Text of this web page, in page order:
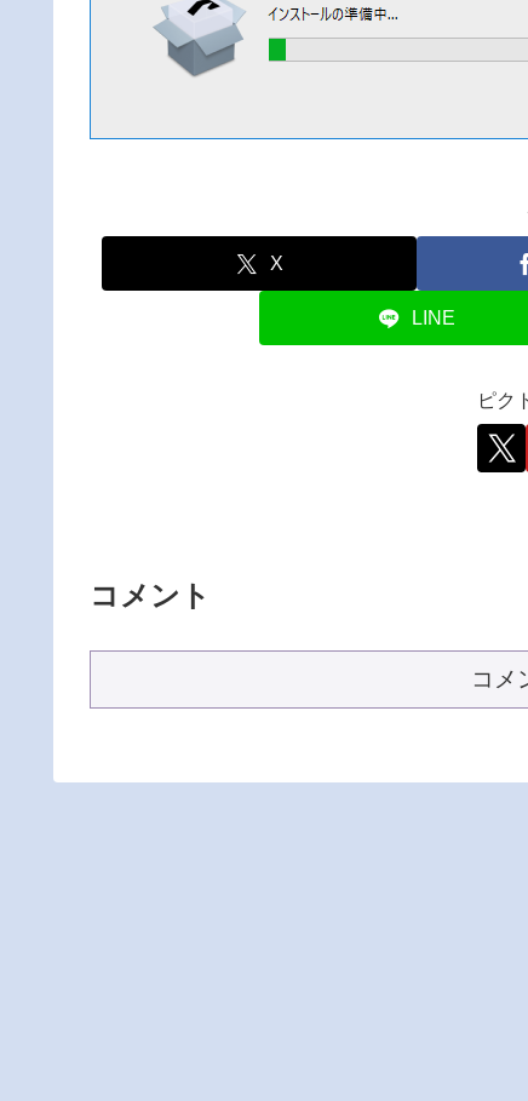
X
LINE
ピク
コメント
コメ